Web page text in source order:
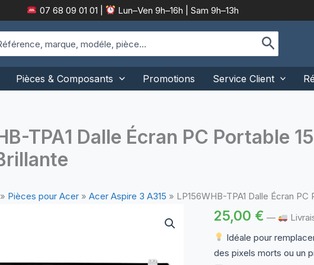
07 68 09 01 01 Lun–Ven 9h–16h | Sam 9h–13h
Pièces & Composants Promotions Service Client
TPA1 Dalle Écran PC Portable
» Pièces pour Acer» Acer Aspire 3 A315 » LP156WHB-TPA1 Dalle Écran
25,00 € —
Idéale pour
des pixels morts ou un